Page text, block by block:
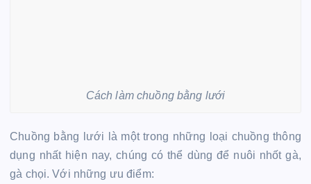
Cách làm chuồng bằng lưới
Chuồng bằng lưới là một trong những loại chuồng thông
dụng nhất hiện nay, chúng có thể dùng để nuôi nhốt gà,
gà chọi. Với những ưu điểm: